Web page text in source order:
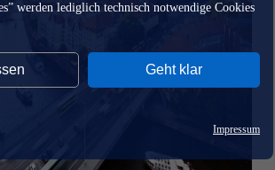
werden lediglich technisch notwendige Cookies
Geht klar
Impressum